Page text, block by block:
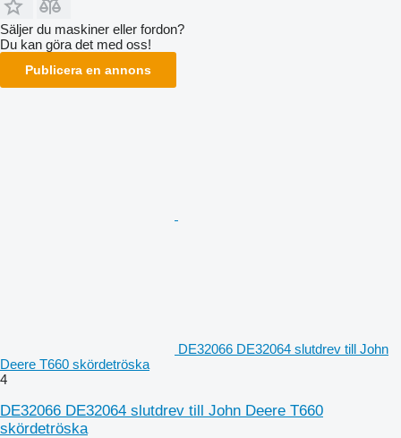
Säljer du maskiner eller fordon?
Du kan göra det med oss!
Publicera en annons
DE32066 DE32064 slutdrev till John
Deere T660 skördetröska
4
DE32066 DE32064 slutdrev till John Deere T660
skördetröska